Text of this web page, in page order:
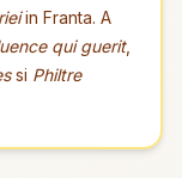
in Franta. A
qui guerit,
si Philtre